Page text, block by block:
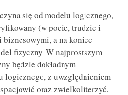
się od modelu logicznego,
(w pocie, trudzie i
a na koniec
fizyczny. W najprostszym
będzie dokładnym
logicznego, z uwzględnieniem
oraz zwielkoliterzyć.